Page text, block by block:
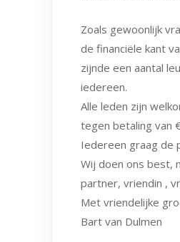
Zoals gewoonlijk
de financiële kant
zijnde een aantal
iedereen.
Alle leden zijn
tegen betaling van
Iedereen graag de
Wij doen ons best,
partner, vriendin ,
Met vriendelijke
Bart van Dulmen